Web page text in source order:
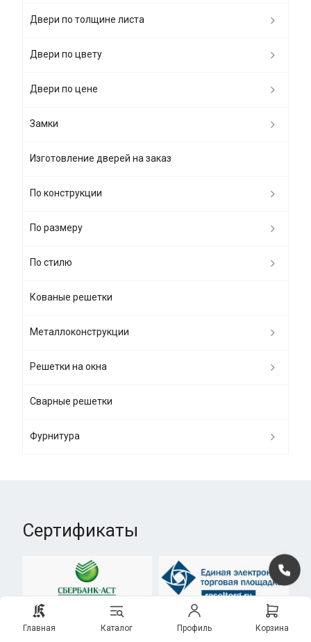
Двери по толщине листа
Двери по цвету
Двери по цене
Замки
Изготовление дверей на заказ
По конструкции
По размеру
По стилю
Кованые решетки
Металлоконструкции
Решетки на окна
Сварные решетки
Фурнитура
Сертификаты
Главная Каталог Профиль Корзина